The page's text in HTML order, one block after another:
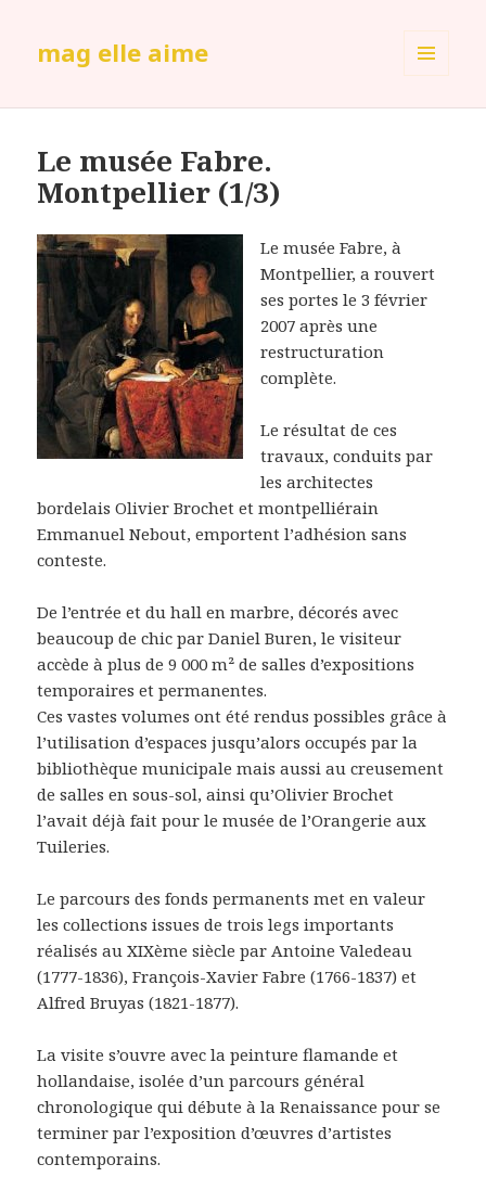
mag elle aime
Le musée Fabre.
Montpellier (1/3)
Le musée Fabre, à
Montpellier, a rouvert
ses portes le 3 février
2007 après une
restructuration
complète.
Le résultat de ces
travaux, conduits par
les architectes
bordelais Olivier Brochet et montpelliérain
Emmanuel Nebout, emportent l’adhésion sans
conteste.
De l’entrée et du hall en marbre, décorés avec
beaucoup de chic par Daniel Buren, le visiteur
accède à plus de 9 000 m² de salles d’expositions
temporaires et permanentes.
Ces vastes volumes ont été rendus possibles grâce à
l’utilisation d’espaces jusqu’alors occupés par la
bibliothèque municipale mais aussi au creusement
de salles en sous-sol, ainsi qu’Olivier Brochet
l’avait déjà fait pour le musée de l’Orangerie aux
Tuileries.
Le parcours des fonds permanents met en valeur
les collections issues de trois legs importants
réalisés au XIXème siècle par Antoine Valedeau
(1777-1836), François-Xavier Fabre (1766-1837) et
Alfred Bruyas (1821-1877).
La visite s’ouvre avec la peinture flamande et
hollandaise, isolée d’un parcours général
chronologique qui débute à la Renaissance pour se
terminer par l’exposition d’œuvres d’artistes
contemporains.